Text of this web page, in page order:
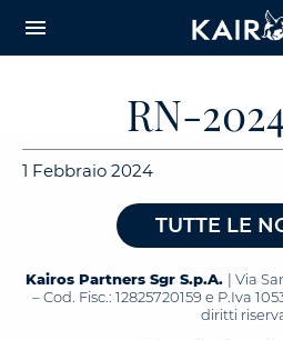
CONTENT
menu
RN-
1 Febbraio 2024
TUTTE LE
Kairos Partners Sgr S.p.A. | Via
– Cod. Fisc.: 12825720159 e P.Iva
diritti